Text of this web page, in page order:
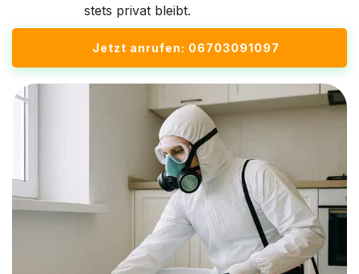
stets privat bleibt.
Jetzt anrufen: 06703091097